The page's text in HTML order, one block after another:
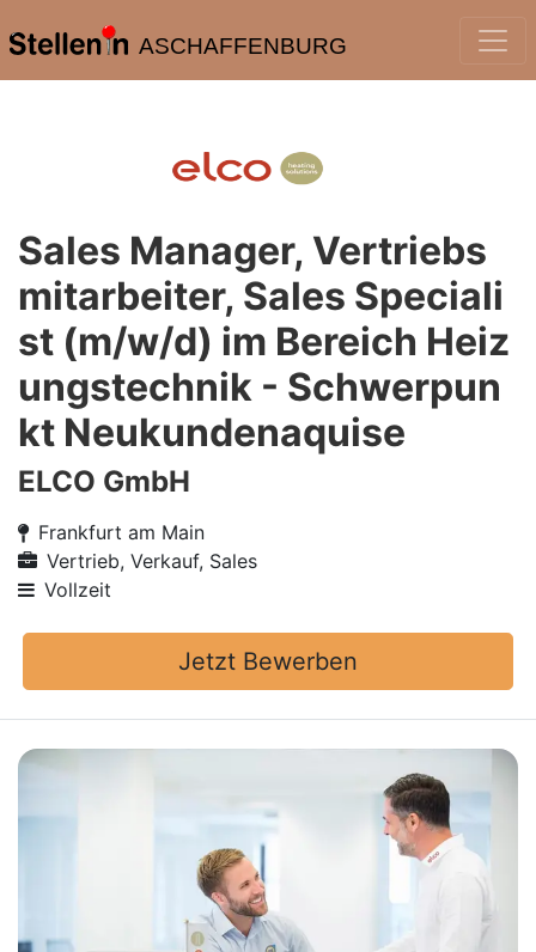
ASCHAFFENBURG
Sales Manager, Vertriebs
mitarbeiter, Sales Speciali
st (m/w/d) im Bereich Heiz
ungstechnik - Schwerpun
kt Neukundenaquise
ELCO GmbH
Frankfurt am Main
Vertrieb, Verkauf, Sales
Vollzeit
Jetzt Bewerben